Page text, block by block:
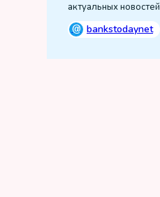
актуальных новостей
@ bankstodaynet